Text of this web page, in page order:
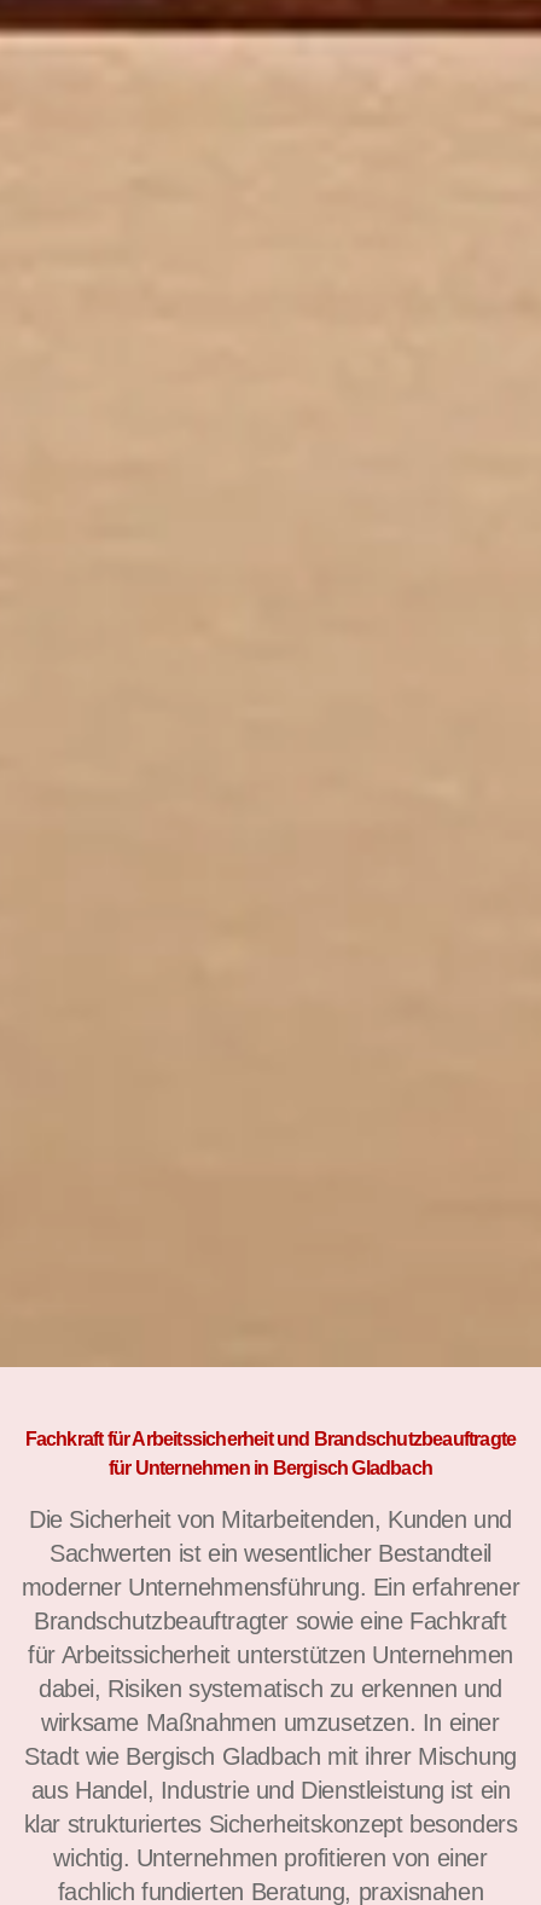
Fachkraft für Arbeitssicherheit und Brandschutzbeauftragte
für Unternehmen in Bergisch Gladbach
Die Sicherheit von Mitarbeitenden, Kunden und
Sachwerten ist ein wesentlicher Bestandteil
moderner Unternehmensführung. Ein erfahrener
Brandschutzbeauftragter sowie eine Fachkraft
für Arbeitssicherheit unterstützen Unternehmen
dabei, Risiken systematisch zu erkennen und
wirksame Maßnahmen umzusetzen. In einer
Stadt wie Bergisch Gladbach mit ihrer Mischung
aus Handel, Industrie und Dienstleistung ist ein
klar strukturiertes Sicherheitskonzept besonders
wichtig. Unternehmen profitieren von einer
fachlich fundierten Beratung, praxisnahen